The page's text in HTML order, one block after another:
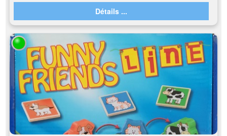
Détails ...